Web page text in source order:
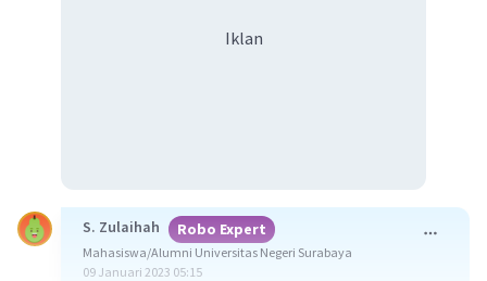
Iklan
S. Zulaihah Robo Expert
Mahasiswa/Alumni Universitas Negeri Surabaya
09 Januari 2023 05:15